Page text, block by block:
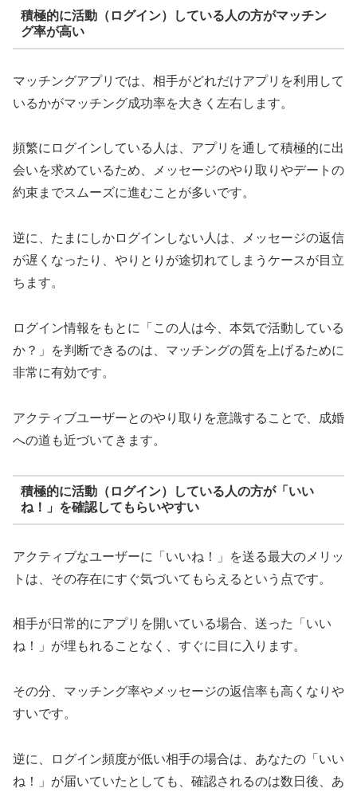
積極的に活動（ログイン）している人の方がマッチン
グ率が高い
マッチングアプリでは、相手がどれだけアプリを利用して
いるかがマッチング成功率を大きく左右します。
頻繁にログインしている人は、アプリを通して積極的に出
会いを求めているため、メッセージのやり取りやデートの
約束までスムーズに進むことが多いです。
逆に、たまにしかログインしない人は、メッセージの返信
が遅くなったり、やりとりが途切れてしまうケースが目立
ちます。
ログイン情報をもとに「この人は今、本気で活動している
か？」を判断できるのは、マッチングの質を上げるために
非常に有効です。
アクティブユーザーとのやり取りを意識することで、成婚
への道も近づいてきます。
積極的に活動（ログイン）している人の方が「いい
ね！」を確認してもらいやすい
アクティブなユーザーに「いいね！」を送る最大のメリッ
トは、その存在にすぐ気づいてもらえるという点です。
相手が日常的にアプリを開いている場合、送った「いい
ね！」が埋もれることなく、すぐに目に入ります。
その分、マッチング率やメッセージの返信率も高くなりや
すいです。
逆に、ログイン頻度が低い相手の場合は、あなたの「いい
ね！」が届いていたとしても、確認されるのは数日後、あ